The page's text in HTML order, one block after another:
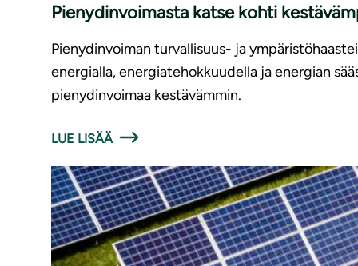
Pienydinvoimasta katse kohti
Pienydinvoiman turvallisuus- ja
energialla, energiatehokkuudella ja energian
pienydinvoimaa kestävämmin.
LUE LISÄÄ